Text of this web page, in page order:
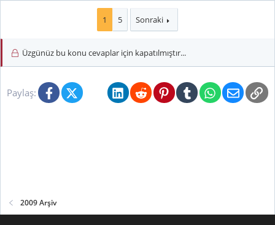
1 5 Sonraki
Üzgünüz bu konu cevaplar için kapatılmıştır...
Paylaş: FacebookX (Twitter)BlueskyLinkedInRedditPinterestTumblrWhatsApp
E-posta
2009 Arşiv